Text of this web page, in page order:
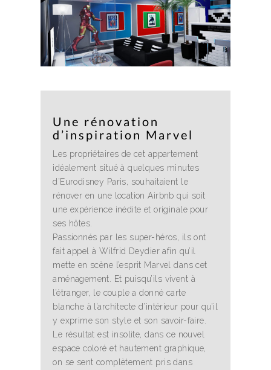
Une rénovation
d’inspiration Marvel
Les propriétaires de cet appartement
idéalement situé à quelques minutes
d’Eurodisney Paris, souhaitaient le
rénover en une location Airbnb qui soit
une expérience inédite et originale pour
ses hôtes.
Passionnés par les super-héros, ils ont
fait appel à Wilfrid Deydier afin qu’il
mette en scène l’esprit Marvel dans cet
aménagement. Et puisqu’ils vivent à
l’étranger, le couple a donné carte
blanche à l’architecte d’intérieur pour qu’il
y exprime son style et son savoir-faire.
Le résultat est insolite, dans ce nouvel
espace coloré et hautement graphique,
on se sent complètement pris dans